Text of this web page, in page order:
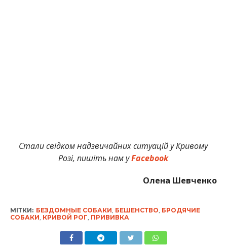
Стали свідком надзвичайних ситуацій у Кривому
Розі, пишіть нам уFacebook
Олена Шевченко
МІТКИ: БЕЗДОМНЫЕ СОБАКИ БЕШЕНСТВО БРОДЯЧИЕ
СОБАКИ КРИВОЙ РОГ ПРИВИВКА